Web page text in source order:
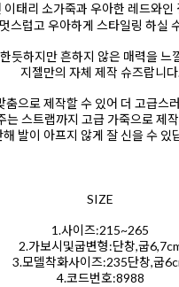
이태리 소가죽과 우아한 레드와인
스럽고 우아하게 스타일링 하실
듯하지만 흔하지 않은 매력을 느
지젤만의 자체 제작 슈즈랍니
춤으로 제작할 수 있어 더 고급스
는 스트랩까지 고급 가죽으로 제
해 발이 아프지 않게 잘 신을 수 있
SIZE
1.사이즈:215~265
2.가보시및굽변형:단창,굽
3.모델착화사이즈:235단창,굽
4.코드번호:8988